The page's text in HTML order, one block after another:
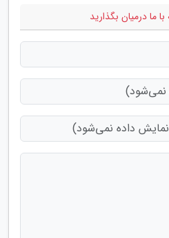
ما درمیان بگذارید